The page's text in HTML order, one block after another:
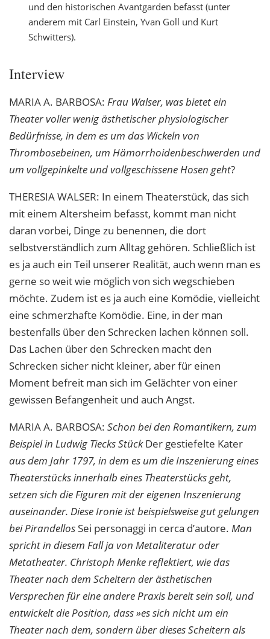
und den historischen Avantgarden befasst (unter
anderem mit Carl Einstein, Yvan Goll und Kurt
Schwitters).
Interview
MARIAA. BARBOSA: Frau Walser, was bietet ein
Theater voller wenig ästhetischer physiologischer
Bedürfnisse, in dem es um das Wickeln von
Thrombosebeinen, um Hämorrhoidenbeschwerden und
um vollgepinkelte und vollgeschissene Hosen geht?
THERESIAWALSER: In einem Theaterstück, das sich
mit einem Altersheim befasst, kommt man nicht
daran vorbei, Dinge zu benennen, die dort
selbstverständlich zum Alltag gehören. Schließlich ist
es ja auch ein Teil unserer Realität, auch wenn man es
gerne so weit wie möglich von sich wegschieben
möchte. Zudem ist es ja auch eine Komödie, vielleicht
eine schmerzhafte Komödie. Eine, in der man
bestenfalls über den Schrecken lachen können soll.
Das Lachen über den Schrecken macht den
Schrecken sicher nicht kleiner, aber für einen
Moment befreit man sich im Gelächter von einer
gewissen Befangenheit und auch Angst.
MARIAA. BARBOSA: Schon bei den Romantikern, zum
Beispiel in Ludwig Tiecks StückDer gestiefelte Kater
aus dem Jahr 1797, in dem es um die Inszenierung eines
Theaterstücks innerhalb eines Theaterstücks geht,
setzen sich die Figuren mit der eigenen Inszenierung
auseinander. Diese Ironie ist beispielsweise gut gelungen
bei Pirandellos Sei personaggi in cerca d’autore. Man
spricht in diesem Fall ja von Metaliteratur oder
Metatheater. Christoph Menke reflektiert, wie das
Theater nach dem Scheitern der ästhetischen
Versprechen für eine andere Praxis bereit sein soll, und
entwickelt die Position, dass »es sich nicht um ein
Theater nach dem, sondern über dieses Scheitern als